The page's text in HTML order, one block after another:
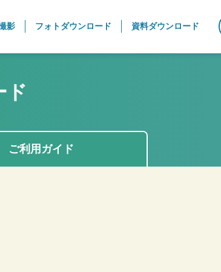
影 フォトダウンロード 資料ダウンロード
ド
ご利用ガイド